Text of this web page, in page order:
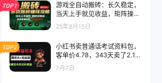
TOP1
游戏全自动搬砖：长久稳定，
当天上手就见收益，矩阵操作
日入1k+【揭秘】
25年8月15日
TOP2
小红书卖普通话考试资料包，
客单价4.78，343天卖了2.1w
单！
7月7日